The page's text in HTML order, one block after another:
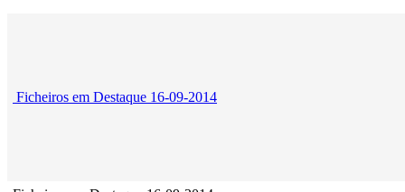
Ficheiros em Destaque 16-09-2014